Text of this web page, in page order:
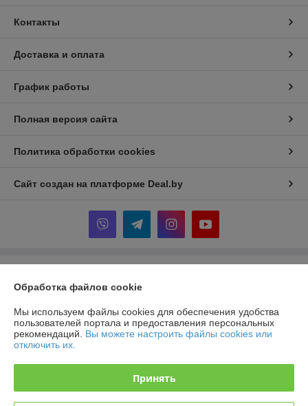
Контакты
Доставка и оплата
График работы
Полная версия сайта
Политика обработки cookies
Сайт создан на платформе Deal.by
Минск, Дзержинский р-н, Р1, 18-е километр, 2 оф.310 (возле д.
Слободка)
Регистрационный номер ЕГР: 690668915
Регистрационный орган: Минский облисполком
Обработка файлов cookie
Мы используем файлы cookies для обеспечения удобства
пользователей портала и предоставления персональных
рекомендаций. Вы можете настроить файлы cookies или
отключить их.
Принять